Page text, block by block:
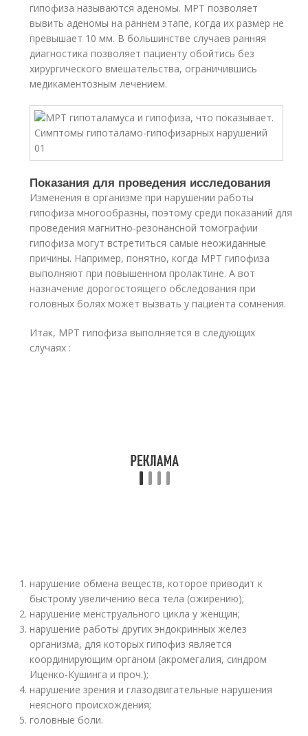
гипофиза называются аденомы. МРТ позволяет
вывить аденомы на раннем этапе, когда их размер не
превышает 10 мм. В большинстве случаев ранняя
диагностика позволяет пациенту обойтись без
хирургического вмешательства, ограничившись
медикаментозным лечением.
Показания для проведения исследования
Изменения в организме при нарушении работы
гипофиза многообразны, поэтому среди показаний для
проведения магнитно-резонансной томографии
гипофиза могут встретиться самые неожиданные
причины. Например, понятно, когда МРТ гипофиза
выполняют при повышенном пролактине. А вот
назначение дорогостоящего обследования при
головных болях может вызвать у пациента сомнения.
Итак, МРТ гипофиза выполняется в следующих
случаях :
нарушение обмена веществ, которое приводит к
быстрому увеличению веса тела (ожирению);
нарушение менструального цикла у женщин;
нарушение работы других эндокринных желез
организма, для которых гипофиз является
координирующим органом (акромегалия, синдром
Иценко-Кушинга и проч.);
нарушение зрения и глазодвигательные нарушения
неясного происхождения;
головные боли.